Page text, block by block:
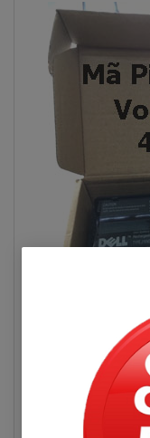
Pin Máy
Những
Hỏi đáp